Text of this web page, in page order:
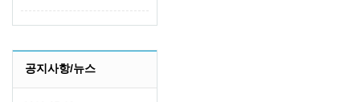
공지사항/뉴스